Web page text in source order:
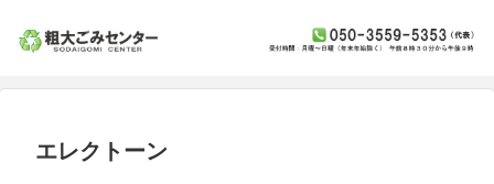
エレクトーン